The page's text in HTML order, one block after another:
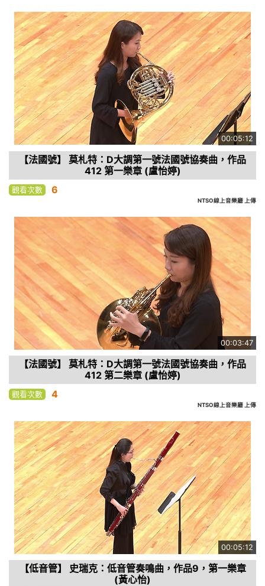
00:05:12
【法國號】 莫札特：D大調第一號法國號協奏曲，作品
412 第一樂章 (盧怡婷)
觀看次數 6
NTSO線上音樂廳 上傳
00:03:47
【法國號】 莫札特：D大調第一號法國號協奏曲，作品
412 第二樂章 (盧怡婷)
觀看次數 4
NTSO線上音樂廳 上傳
00:05:12
【低音管】 史瑞克：低音管奏鳴曲，作品9，第一樂章
(黃心怡)